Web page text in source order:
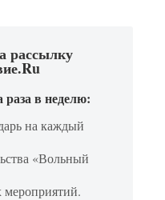
рассылку
в неделю:
на каждый
«Вольный